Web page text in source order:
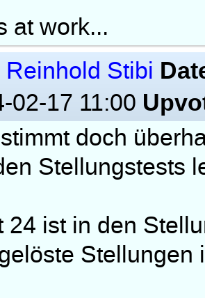
at work...
Reinhold Stibi
02-17 11:00
doch
Stellungstests
24 ist in den
Stellungen